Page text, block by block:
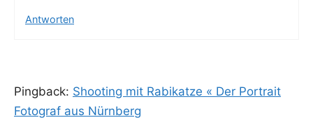
Antworten
Pingback: Shooting mit Rabikatze « Der Portrait
Fotograf aus Nürnberg